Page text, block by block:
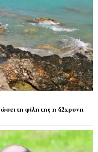
τη φίλη της η 42χρονη